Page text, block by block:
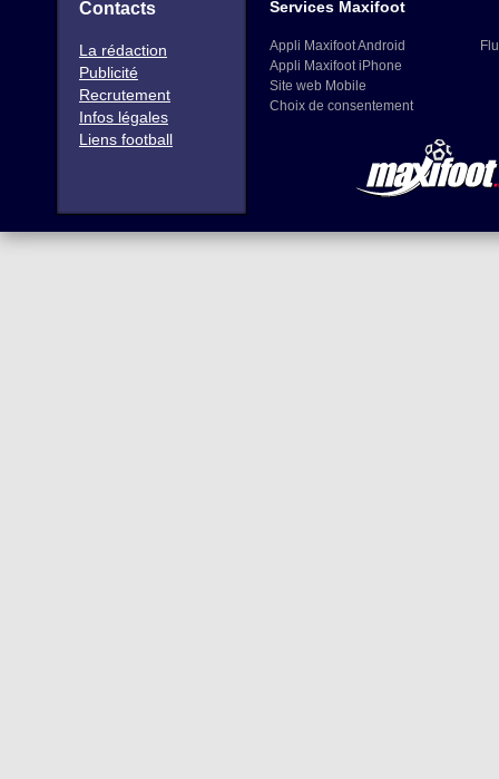
Contacts
La rédaction
Publicité
Recrutement
Infos légales
Liens football
Services Maxifoot
Appli Maxifoot Android
Appli Maxifoot iPhone
Site web Mobile
Choix de consentement